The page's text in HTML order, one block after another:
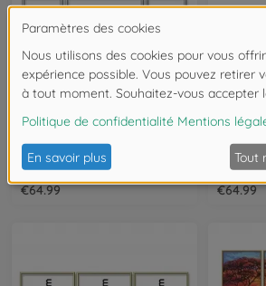
605260767
€64.99
€64.99